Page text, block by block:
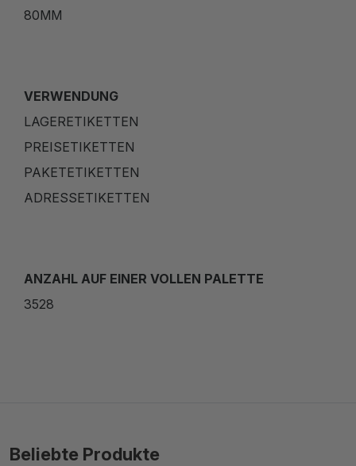
80MM
VERWENDUNG
LAGERETIKETTEN
PREISETIKETTEN
PAKETETIKETTEN
ADRESSETIKETTEN
ANZAHL AUF EINER VOLLEN PALETTE
3528
Beliebte Produkte